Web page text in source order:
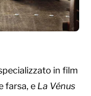
in film
farsa, e La Vénus